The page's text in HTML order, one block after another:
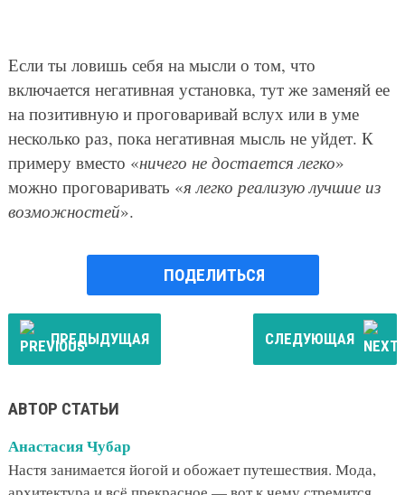
Если ты ловишь себя на мысли о том, что
включается негативная установка, тут же заменяй ее
на позитивную и проговаривай вслух или в уме
несколько раз, пока негативная мысль не уйдет. К
примеру вместо «ничего не достается легко»
можно проговаривать «я легко реализую лучшие из
возможностей».
ПОДЕЛИТЬСЯ
ПРЕДЫДУЩАЯ СЛЕДУЮЩАЯ
АВТОР СТАТЬИ
Анастасия Чубар
Настя занимается йогой и обожает путешествия. Мода,